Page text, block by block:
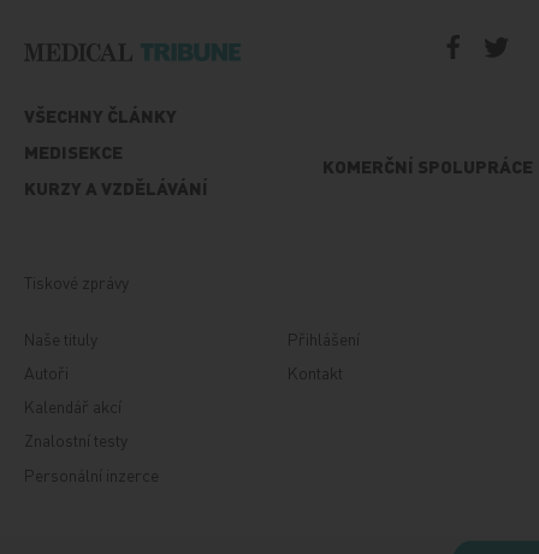
VŠECHNY ČLÁNKY
MEDISEKCE
KURZY A VZDĚLÁVÁNÍ
KOMERČNÍ SPOLUPRÁCE
Tiskové zprávy
Naše tituly
Autoři
Kalendář akcí
Znalostní testy
Personální inzerce
Přihlášení
Kontakt